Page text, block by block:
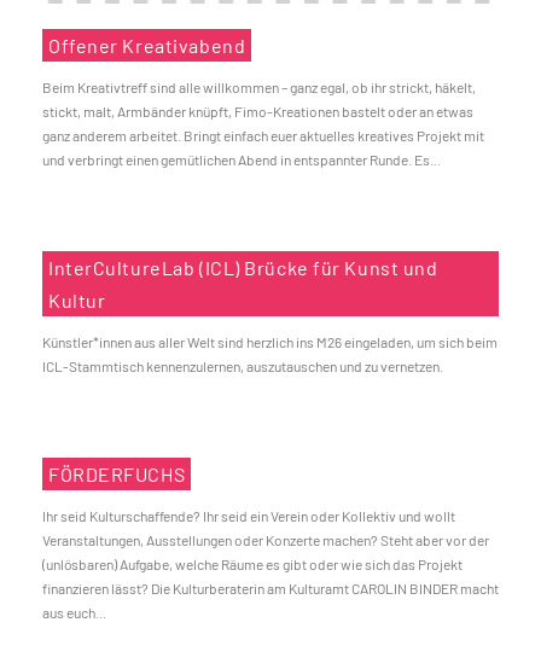
Offener Kreativabend
Beim Kreativtreff sind alle willkommen – ganz egal, ob ihr strickt, häkelt,
stickt, malt, Armbänder knüpft, Fimo-Kreationen bastelt oder an etwas
ganz anderem arbeitet. Bringt einfach euer aktuelles kreatives Projekt mit
und verbringt einen gemütlichen Abend in entspannter Runde. Es...
InterCultureLab (ICL) Brücke für Kunst und
Kultur
Künstler*innen aus aller Welt sind herzlich ins M26 eingeladen, um sich beim
ICL-Stammtisch kennenzulernen, auszutauschen und zu vernetzen.
FÖRDERFUCHS
Ihr seid Kulturschaffende? Ihr seid ein Verein oder Kollektiv und wollt
Veranstaltungen, Ausstellungen oder Konzerte machen? Steht aber vor der
(unlösbaren) Aufgabe, welche Räume es gibt oder wie sich das Projekt
finanzieren lässt? Die Kulturberaterin am Kulturamt CAROLIN BINDER macht
aus euch...